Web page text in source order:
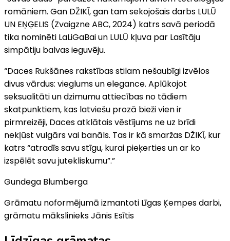
romāniem. Gan DŽIKĪ, gan tam sekojošais darbs LULŪ
UN EŅĢELIS (Zvaigzne ABC, 2024) katrs savā periodā
tika nominēti LaLiGaBai un LULŪ kļuva par Lasītāju
simpātiju balvas ieguvēju.
“Daces Rukšānes rakstības stilam nešaubīgi izvēlos
divus vārdus: vieglums un elegance. Aplūkojot
seksualitāti un dzimumu attiecības no tādiem
skatpunktiem, kas latviešu prozā bieži vien ir
pirmreizēji, Daces atklātais vēstījums ne uz brīdi
nekļūst vulgārs vai banāls. Tas ir kā smaržas DŽIKĪ, kur
katrs “atradīs savu stīgu, kurai pieķerties un ar ko
izspēlēt savu jutekliskumu”.”
Gundega Blumberga
Grāmatu noformējumā izmantoti Līgas Ķempes darbi,
grāmatu mākslinieks Jānis Esītis